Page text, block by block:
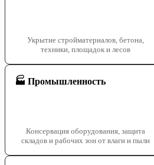
Укрытие стройматериалов, бетона,
техники, площадок и лесов
🏭 Промышленность
Консервация оборудования, защита
складов и рабочих зон от влаги и пыли